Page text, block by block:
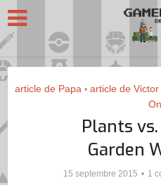
article de Papa • article de Victor
Plants
Garden
15 septembre 2015 1